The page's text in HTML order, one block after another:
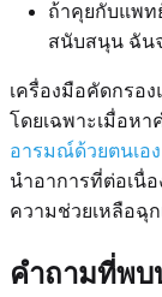
ถ้าคุยกับแพท
สนับสนุน ฉัน
เครื่องมือคัดกรอ
โดยเฉพาะเมื่อห
อารมณ์ด้วยตนเอง
นำอาการที่ต่อเนื่
ความช่วยเหลือฉุ
คำถามที่พบ